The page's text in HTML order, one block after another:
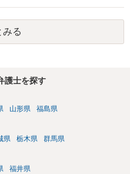
す。契約前なら、交渉のパワー
地があるうえ、後から争うより
参の上弁護士に確認されること
も、解除理由によってはタレン
やすいです。逆に、タレント側
適用はありませんので、ご安心
ずに解雇した場合は、不当解雇
所得補償保険の保険金とは別
うか？ 業務労災の場合は、会社
いと思われます。 また、業務労
等による事故）の場合は、当該
災で支払われた分は、損害額か
なります。 会社等との交渉が必
ら、自ら話してくると思います
で、詳細もしくは対応を最寄り
みる
護士を探す
山形県 福島県
県 栃木県 群馬県
福井県